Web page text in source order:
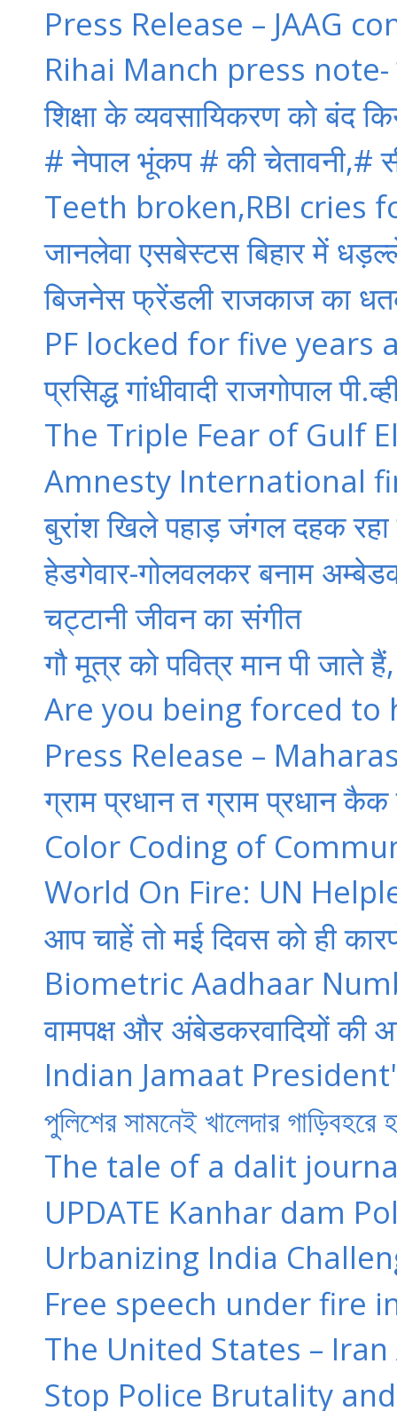
Press Release – JAAG
Rihai Manch press note-
शिक्षा के व्यवसायिकरण को बंद
# नेपाल भूंकप # की चेतावनी,#
Teeth broken,RBI cries
जानलेवा एसबेस्टस बिहार में
बिजनेस फ्रेंडली राजकाज का
PF locked for five
प्रसिद्ध गांधीवादी राजगोपाल
The Triple Fear of Gulf
Amnesty International
बुरांश खिले पहाड़ जंगल दहक रहा
हेडगेवार-गोलवलकर बनाम
चट्टानी जीवन का संगीत
गौ मूत्र को पवित्र मान पी जाते
Are you being forced to
Press Release –
ग्राम प्रधान त ग्राम प्रधान
Color Coding of
World On Fire: UN
आप चाहें तो मई दिवस को ही
Biometric Aadhaar
वामपक्ष और अंबेडकरवादियों की
Indian Jamaat
পুলিশের সামনেই খালেদার
The tale of a dalit
UPDATE Kanhar dam
Urbanizing India
Free speech under fire
The United States –
Stop Police Brutality